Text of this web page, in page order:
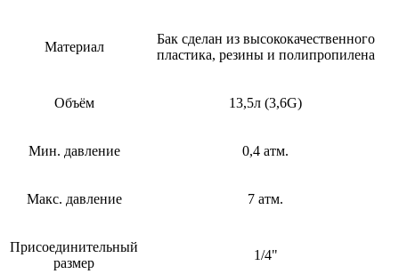
Материал
Бак сделан из высококачественного
пластика, резины и полипропилена
Объём 13,5л (3,6G)
Мин. давление 0,4 атм.
Макс. давление 7 атм.
Присоединительный
размер
1/4"